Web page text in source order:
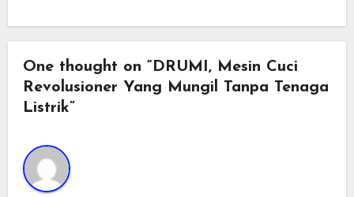
One thought on “DRUMI, Mesin Cuci
Revolusioner Yang Mungil Tanpa Tenaga
Listrik”